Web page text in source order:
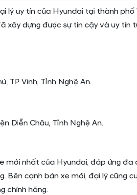
lý uy tín của Hyundai tại thành phố
xây dựng được sự tin cậy và uy tín
TP Vinh, Tỉnh Nghệ An.
Diễn Châu, Tỉnh Nghệ An.
mới nhất của Hyundai, đáp ứng đa
Bên cạnh bán xe mới, đại lý cũng
chính hãng.